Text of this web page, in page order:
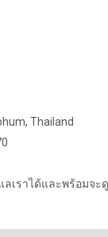
Thailand
ลเราได้และพร้อมจ